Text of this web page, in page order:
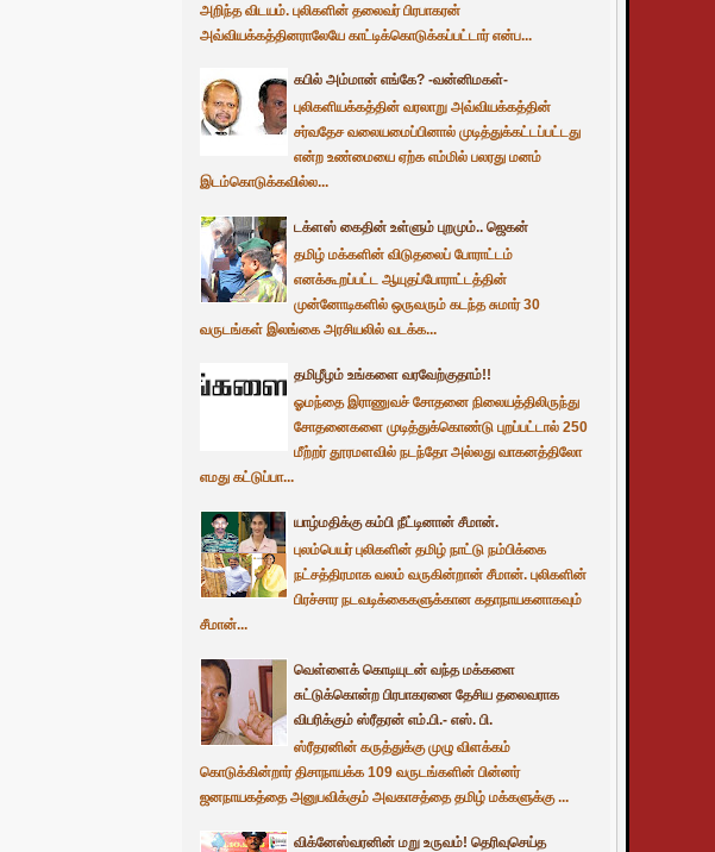
அறிந்த விடயம். புலிகளின் தலைவர் பிரபாகரன்
அவ்வியக்கத்தினராலேயே காட்டிக்கொடுக்கப்பட்டார் என்ப...
கபில் அம்மான் எங்கே? -வன்னிமகள்-
புலிகளியக்கத்தின் வரலாறு அவ்வியக்கத்தின்
சர்வதேச வலையமைப்பினால் முடித்துக்கட்டப்பட்டது
என்ற உண்மையை ஏற்க எம்மில் பலரது மனம்
இடம்கொடுக்கவில்ல...
டக்ளஸ் கைதின் உள்ளும் புறமும்.. ஜெகன்
தமிழ் மக்களின் விடுதலைப் போராட்டம்
எனக்கூறப்பட்ட ஆயுதப்போராட்டத்தின்
முன்னோடிகளில் ஒருவரும் கடந்த சுமார் 30
வருடங்கள் இலங்கை அரசியலில் வடக்க...
தமிழீழம் உங்களை வரவேற்குதாம்!!
ஓமந்தை இராணுவச் சோதனை நிலையத்திலிருந்து
சோதனைகளை முடித்துக்கொண்டு புறப்பட்டால் 250
மீற்றர் தூரமளவில் நடந்தோ அல்லது வாகனத்திலோ
எமது கட்டுப்பா...
யாழ்மதிக்கு கம்பி நீட்டினான் சீமான்.
புலம்பெயர் புலிகளின் தமிழ் நாட்டு நம்பிக்கை
நட்சத்திரமாக வலம் வருகின்றான் சீமான். புலிகளின்
பிரச்சார நடவடிக்கைகளுக்கான கதாநாயகனாகவும்
சீமான்...
வெள்ளைக் கொடியுடன் வந்த மக்களை
சுட்டுக்கொன்ற பிரபாகரனை தேசிய தலைவராக
விபரிக்கும் ஸ்ரீதரன் எம்.பி.- எஸ். பி.
ஸ்ரீதரனின் கருத்துக்கு முழு விளக்கம்
கொடுக்கின்றார் திசாநாயக்க 109 வருடங்களின் பின்னர்
ஜனநாயகத்தை அனுபவிக்கும் அவகாசத்தை தமிழ் மக்களுக்கு ...
விக்னேஸ்வரனின் மறு உருவம்! தெரிவுசெய்த